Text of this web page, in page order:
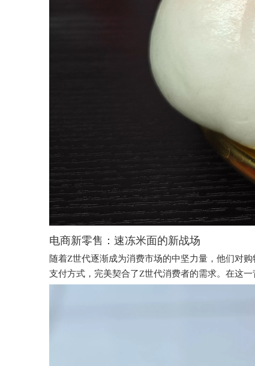
电商新零售：速冻米面的新战场
随着Z世代逐渐成为消费市场的中坚力量，他们对
支付方式，完美契合了Z世代消费者的需求。在这